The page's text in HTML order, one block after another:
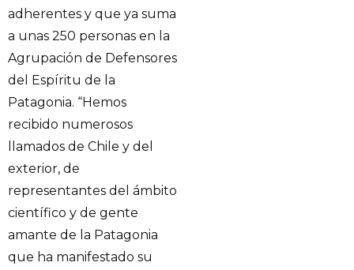
adherentes y que ya suma
a unas 250 personas en la
Agrupación de Defensores
del Espíritu de la
Patagonia. “Hemos
recibido numerosos
llamados de Chile y del
exterior, de
representantes del ámbito
científico y de gente
amante de la Patagonia
que ha manifestado su